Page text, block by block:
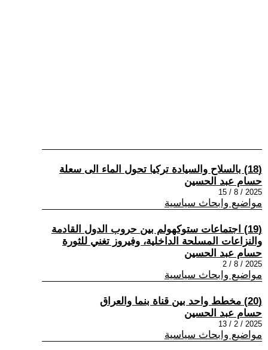
(18) بالسلاح والسيادة تركيا تحول الماء الى سعلة
حسام عبد الحسين
2025 / 8 / 15
مواضيع وابحاث سياسية
(19) اجتماعات ستوكهولم بين حروب الدول القادمة
والنزاعات المسلحة الداخلية، وفيروز تغني للثورة
حسام عبد الحسين
2025 / 8 / 2
مواضيع وابحاث سياسية
(20) مخطط واحد بين قناة بنما والعراق
حسام عبد الحسين
2025 / 2 / 13
مواضيع وابحاث سياسية